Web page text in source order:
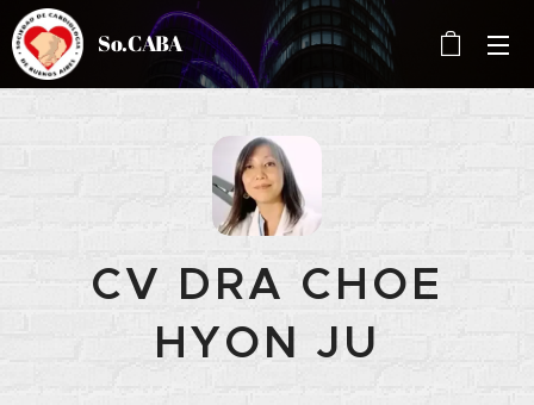
So.CABA
CV DRA CHOE
HYON JU